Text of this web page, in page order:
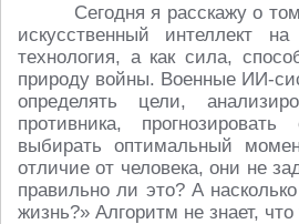
Сегодня я расскажу о
искусственный интеллект
технология, а как сила,
природу войны. Военные ИИ-
определять цели,
противника,
выбирать оптимальный
отличие от человека, они не
правильно ли это? А
жизнь?» Алгоритм не знает,